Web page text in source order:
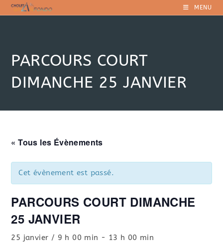
Skip
to
MENU
PARCOURS COURT
DIMANCHE 25 JANVIER
« Tous les Évènements
Cet évènement est passé.
PARCOURS COURT DIMANCHE
25 JANVIER
25 janvier / 9 h 00 min - 13 h 00 min